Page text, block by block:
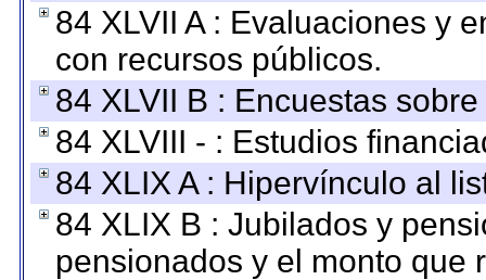
84 XLVII A : Evaluaciones y
con recursos públicos.
84 XLVII B : Encuestas
84 XLVIII - : Estudios
84 XLIX A : Hipervínculo al
84 XLIX B : Jubilados y
pensionados y el monto que